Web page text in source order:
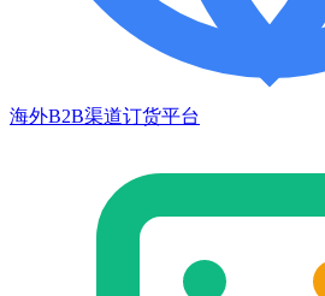
海外B2B渠道订货平台